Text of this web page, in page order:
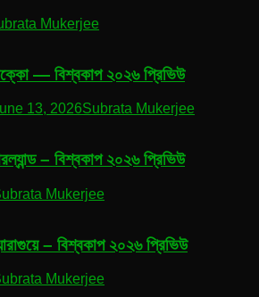
Mukerjee
— বিশ্বকাপ ২০২৬ প্রিভিউ
13, 2026Subrata Mukerjee
– বিশ্বকাপ ২০২৬ প্রিভিউ
Mukerjee
– বিশ্বকাপ ২০২৬ প্রিভিউ
Mukerjee